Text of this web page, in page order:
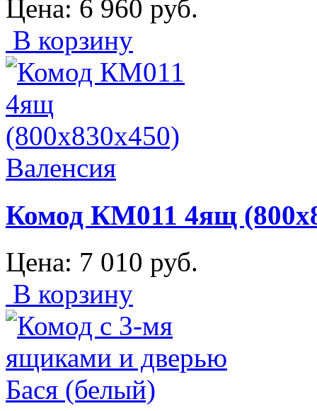
Цена: 6 960 руб.
В корзину
Комод КМ011 4ящ
Цена: 7 010 руб.
В корзину